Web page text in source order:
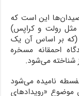
این است که
مثل رولت و کراپس)
(که بر اساس آن یک
احمقانه مسخره
شناخته می‌شود.
نامیده می‌شود
«رویدادهای